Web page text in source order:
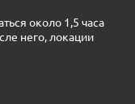
около 1,5 часа
него, локации